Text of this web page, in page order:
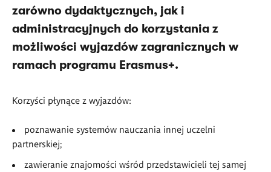
zarówno dydaktycznych, jak i
administracyjnych do korzystania z
możliwości wyjazdów zagranicznych w
ramach programu Erasmus+.
Korzyści płynące z wyjazdów:
poznawanie systemów nauczania innej uczelni
partnerskiej;
zawieranie znajomości wśród przedstawicieli tej samej